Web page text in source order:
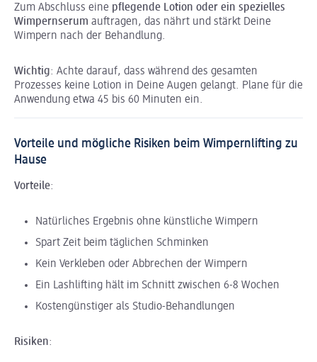
Zum Abschluss eine pflegende Lotion oder ein spezielles
Wimpernserum auftragen, das nährt und stärkt Deine
Wimpern nach der Behandlung.
Wichtig: Achte darauf, dass während des gesamten
Prozesses keine Lotion in Deine Augen gelangt. Plane für die
Anwendung etwa 45 bis 60 Minuten ein.
Vorteile und mögliche Risiken beim Wimpernlifting zu
Hause
Vorteile:
Natürliches Ergebnis ohne künstliche Wimpern
Spart Zeit beim täglichen Schminken
Kein Verkleben oder Abbrechen der Wimpern
Ein Lashlifting hält im Schnitt zwischen 6-8 Wochen
Kostengünstiger als Studio-Behandlungen
Risiken: